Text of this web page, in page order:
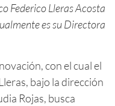
Federico Lleras Acosta
es su Directora
con el cual el
bajo la dirección
Rojas, busca